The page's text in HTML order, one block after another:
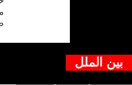
بین الملل